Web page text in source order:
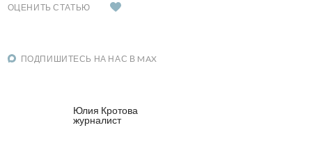
ОЦЕНИТЬ СТАТЬЮ
ПОДПИШИТЕСЬ НА НАС В MAX
Юлия Кротова
журналист